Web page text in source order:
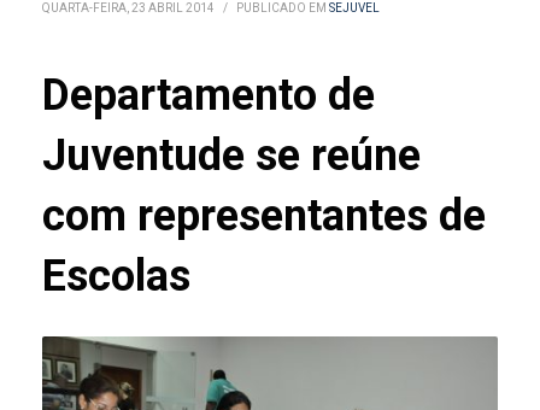
QUARTA-FEIRA, 23 ABRIL 2014 / PUBLICADO EM SEJUVEL
Departamento de
Juventude se reúne
com representantes de
Escolas